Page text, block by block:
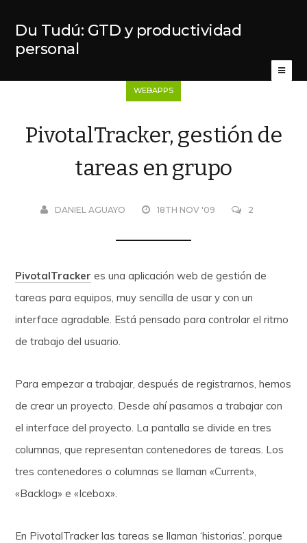
Du Tudú: GTD y productividad
personal
WEBAPPS
PivotalTracker, gestión de
tareas en grupo
DANIEL AGUAYO 18TH NOV '09 2
PivotalTracker es una aplicación web de gestión de
tareas para equipos, muy sencilla de usar y con un
interface agradable. Está pensado para controlar el ritmo
de trabajo del usuario.
Para empezar a trabajar, después de registrarnos, hemos
de crear un proyecto. Desde ahí pasamos a trabajar con
el interface del proyecto. La pantalla se divide en tres
columnas, que representan contenedores de tareas. Los
tres contenedores o columnas se llaman «Current»,
«Backlog» e «Icebox».
En PivotalTracker las tareas se llaman ‘historias’, porque